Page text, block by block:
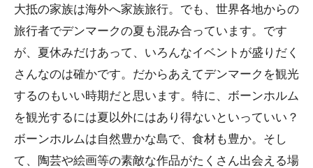
大抵の家族は海外へ家族旅行。でも、世界各地からの
旅行者でデンマークの夏も混み合っています。です
が、夏休みだけあって、いろんなイベントが盛りだく
さんなのは確かです。だからあえてデンマークを観光
するのもいい時期だと思います。特に、ボーンホルム
を観光するには夏以外にはあり得ないといっていい？
ボーンホルムは自然豊かな島で、食材も豊か。そし
て、陶芸や絵画等の素敵な作品がたくさん出会える場